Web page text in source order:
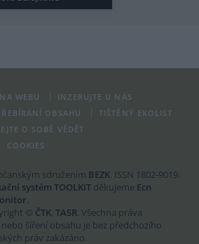
WEBU
INZERUJTE U NÁS
OBSAHU
TIŠTĚNÝ EKOLIST
O SOBĚ VĚDĚT
COOKIES
sdružením BEZK. ISSN 1802-9019.
systém TOOLKIT děkujeme Ecn
.
© ČTK, TASR. Všechna práva
šíření obsahu je bez předchozího
práv zakázáno.